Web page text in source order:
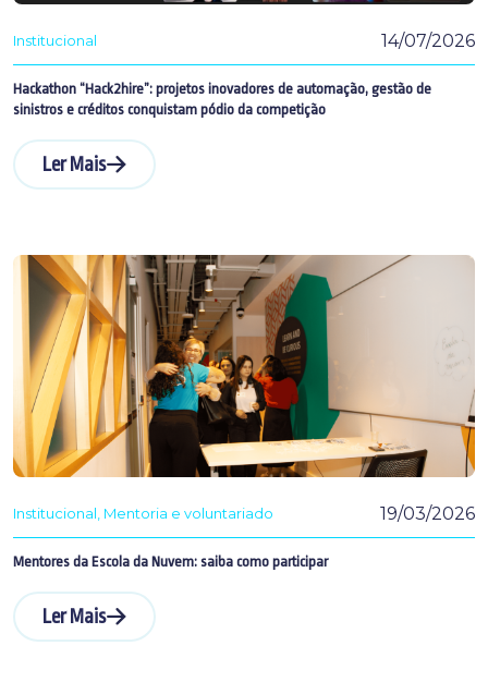
Institucional 14/07/2026
Hackathon “Hack2hire”: projetos inovadores de automação, gestão de
sinistros e créditos conquistam pódio da competição
Ler Mais
Institucional Mentoria e voluntariado 19/03/2026
Mentores da Escola da Nuvem: saiba como participar
Ler Mais